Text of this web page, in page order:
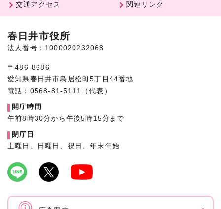
交通アクセス
関連リンク
春日井市役所
法人番号：1000020232068
〒486-8686
愛知県春日井市鳥居松町5丁目44番地
電話：0568-81-5111（代表）
開庁時間
午前8時30分から午後5時15分まで
閉庁日
土曜日、日曜日、祝日、年末年始